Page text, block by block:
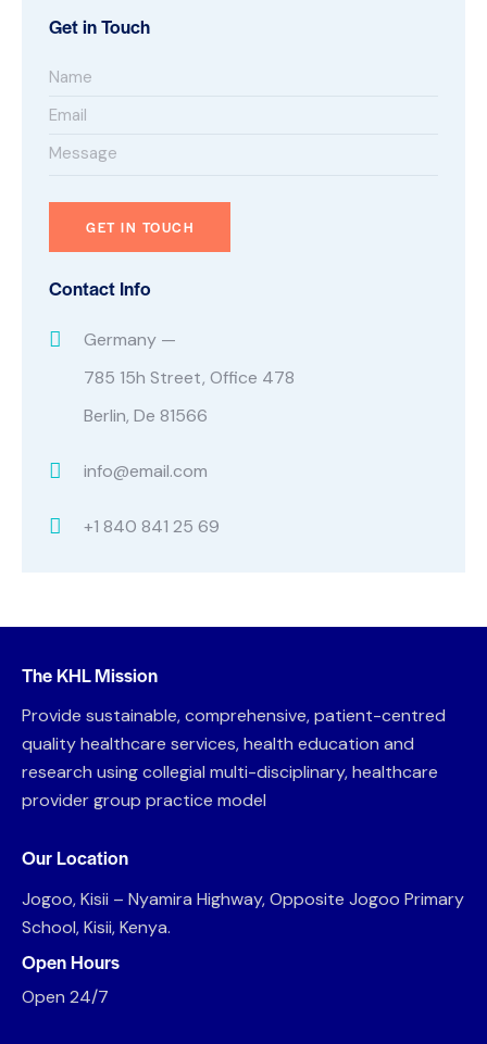
Get in Touch
Contact Info
Germany —
785 15h Street, Office 478
Berlin, De 81566
info@email.com
+1 840 841 25 69
The KHL Mission
Provide sustainable, comprehensive, patient-centred
quality healthcare services, health education and
research using collegial multi-disciplinary, healthcare
provider group practice model
Our Location
Jogoo, Kisii – Nyamira Highway, Opposite Jogoo Primary
School, Kisii, Kenya.
Open Hours
Open 24/7